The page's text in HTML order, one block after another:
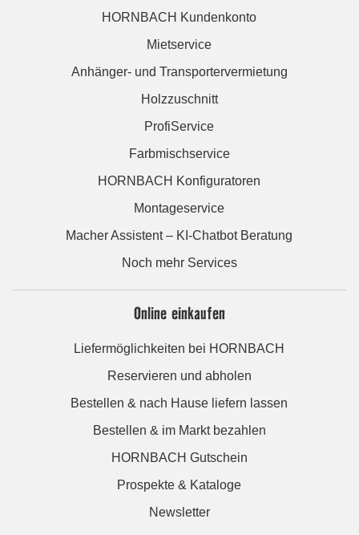
HORNBACH Kundenkonto
Mietservice
Anhänger- und Transportervermietung
Holzzuschnitt
ProfiService
Farbmischservice
HORNBACH Konfiguratoren
Montageservice
Macher Assistent – KI-Chatbot Beratung
Noch mehr Services
Online einkaufen
Liefermöglichkeiten bei HORNBACH
Reservieren und abholen
Bestellen & nach Hause liefern lassen
Bestellen & im Markt bezahlen
HORNBACH Gutschein
Prospekte & Kataloge
Newsletter